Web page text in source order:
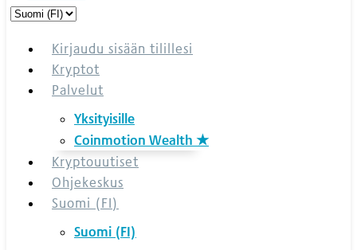
Choose
languageKirjaudu sisään tilillesi
Kryptot
Palvelut
Yksityisille
Coinmotion Wealth ★
Kryptouutiset
Ohjekeskus
Suomi (FI)
Suomi (FI)